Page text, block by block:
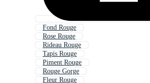
Fond Rouge
Rose Rouge
Rideau Rouge
Tapis Rouge
Piment Rouge
Rouge Gorge
Fleur Rouge